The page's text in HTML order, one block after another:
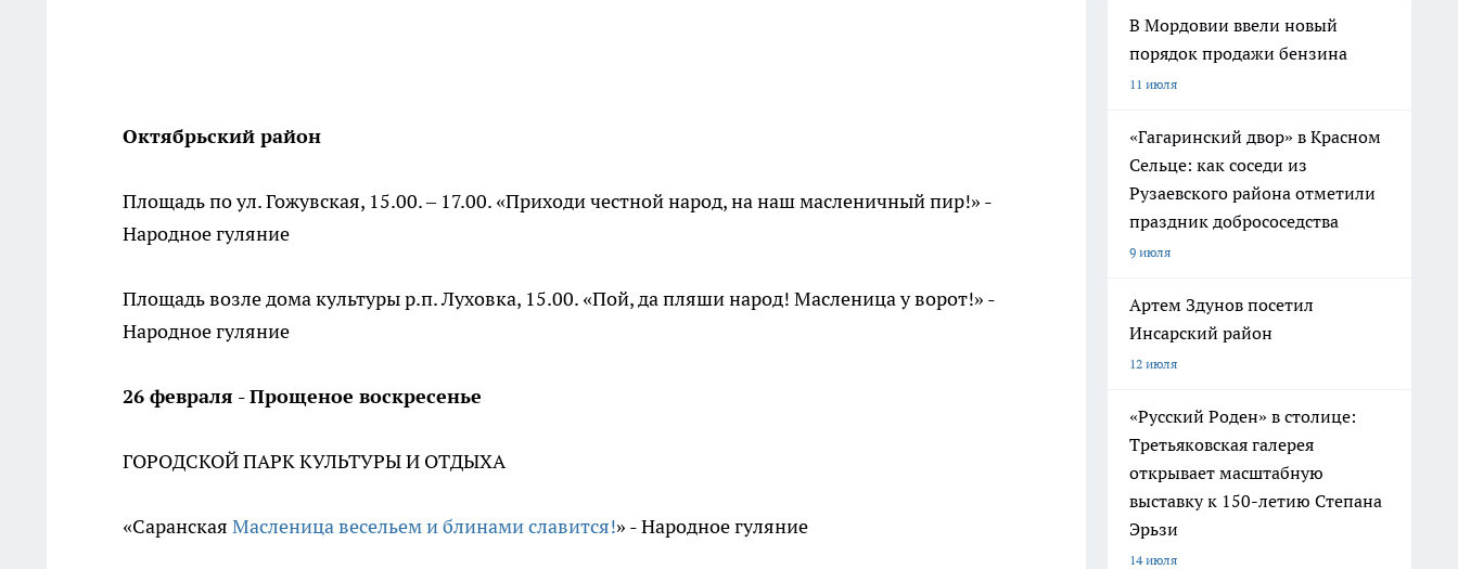
Октябрьский район
Площадь по ул. Гожувская, 15.00. – 17.00. «Приходи честной народ, на наш масленичный пир!» -
Народное гуляние
Площадь возле дома культуры р.п. Луховка, 15.00. «Пой, да пляши народ! Масленица у ворот!» -
Народное гуляние
26 февраля - Прощеное воскресенье
ГОРОДСКОЙ ПАРК КУЛЬТУРЫ И ОТДЫХА
«Саранская Масленица весельем и блинами славится!» - Народное гуляние
В Мордовии ввели новый
порядок продажи бензина
11 июля
«Гагаринский двор» в Красном
Сельце: как соседи из
Рузаевского района отметили
праздник добрососедства
9 июля
Артем Здунов посетил
Инсарский район
12 июля
«Русский Роден» в столице:
Третьяковская галерея
открывает масштабную
выставку к 150-летию Степана
Эрьзи
14 июля